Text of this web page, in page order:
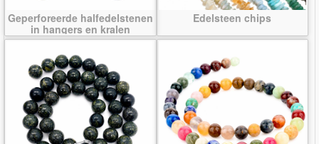
Geperforeerde halfedelstenen
in hangers en kralen
Edelsteen chips